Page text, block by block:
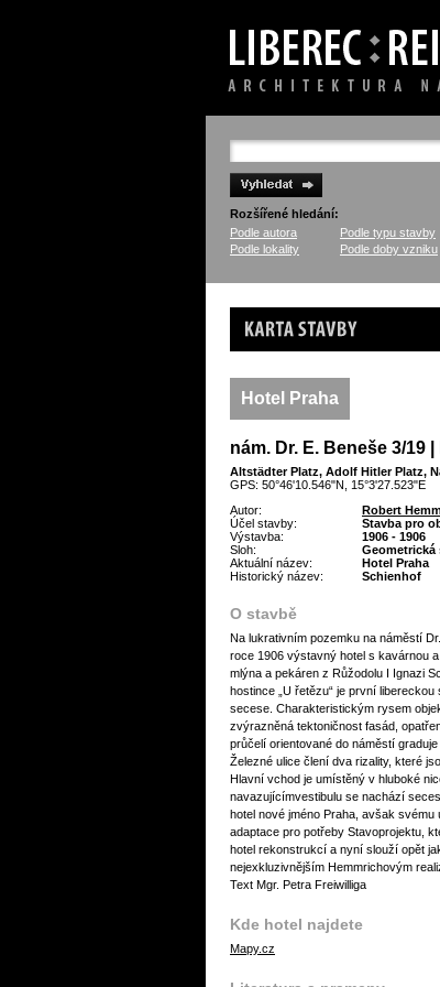
Rozšířené hledání:
Podle autora
Podle typu stavby
Podle lokality
Podle doby vzniku
Karta stavby
Hotel Praha
nám. Dr. E. Beneše 3/19
Altstädter Platz, Adolf Hitler Platz,
GPS: 50°46'10.546"N, 15°3'27.523"E
Autor:
Robert
Účel stavby:
Stavba pro
Výstavba:
1906 - 1906
Sloh:
Geometrická
Aktuální název:
Hotel Praha
Historický název:
Schienhof
O stavbě
Na lukrativním pozemku na náměstí
roce 1906 výstavný hotel s kavárnou
mlýna a pekáren z Růžodolu I Ignazi
hostince „U řetězu“ je první
secese. Charakteristickým rysem
zvýrazněná tektoničnost fasád,
průčelí orientované do náměstí
Železné ulice člení dva rizality, které
Hlavní vchod je umístěný v hluboké
navazujícímvestibulu se nachází
hotel nové jméno Praha, avšak
adaptace pro potřeby Stavoprojektu,
hotel rekonstrukcí a nyní slouží opět
nejexkluzivnějším Hemmrichovým
Text Mgr. Petra Freiwilliga
Kde hotel najdete
Mapy.cz